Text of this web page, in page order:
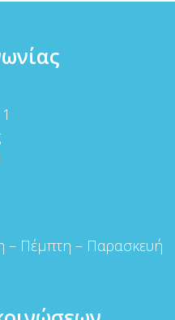
– Πέμπτη – Παρασκευή